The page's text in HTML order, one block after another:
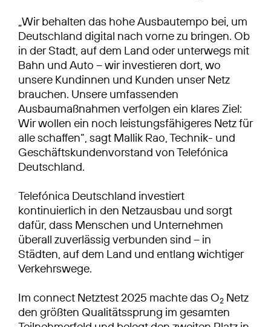
„Wir behalten das hohe Ausbautempo bei, um
Deutschland digital nach vorne zu bringen. Ob
in der Stadt, auf dem Land oder unterwegs mit
Bahn und Auto – wir investieren dort, wo
unsere Kundinnen und Kunden unser Netz
brauchen. Unsere umfassenden
Ausbaumaßnahmen verfolgen ein klares Ziel:
Wir wollen ein noch leistungsfähigeres Netz für
alle schaffen“, sagt Mallik Rao, Technik- und
Geschäftskundenvorstand von Telefónica
Deutschland.
Telefónica Deutschland investiert
kontinuierlich in den Netzausbau und sorgt
dafür, dass Menschen und Unternehmen
überall zuverlässig verbunden sind – in
Städten, auf dem Land und entlang wichtiger
Verkehrswege.
Im connect Netztest 2025 machte das O2 Netz
den größten Qualitätssprung im gesamten